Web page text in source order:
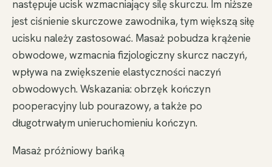
następuje ucisk wzmacniający silę skurczu. Im niższe
jest ciśnienie skurczowe zawodnika, tym większą siłę
ucisku należy zastosować. Masaż pobudza krążenie
obwodowe, wzmacnia fizjologiczny skurcz naczyń,
wpływa na zwiększenie elastyczności naczyń
obwodowych. Wskazania: obrzęk kończyn
pooperacyjny lub pourazowy, a także po
długotrwałym unieruchomieniu kończyn.
Masaż próżniowy bańką